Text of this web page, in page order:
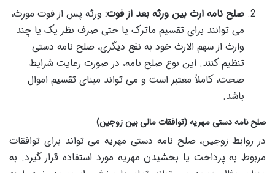
صلح نامه ارث بین ورثه بعد از فوت: ورثه پس از فوت مورث،
می توانند برای تقسیم ماترک یا حتی صرف نظر یک یا چند
وارث از سهم الارث خود به نفع دیگری، صلح نامه دستی
تنظیم کنند. این نوع صلح نامه، در صورت رعایت شرایط
صحت، کاملاً معتبر است و می تواند مبنای تقسیم اموال
باشد.
صلح نامه دستی مهریه (توافقات مالی بین زوجین)
در روابط زوجین، صلح نامه دستی مهریه می تواند برای توافقات
مربوط به پرداخت یا بخشیدن مهریه مورد استفاده قرار گیرد. به